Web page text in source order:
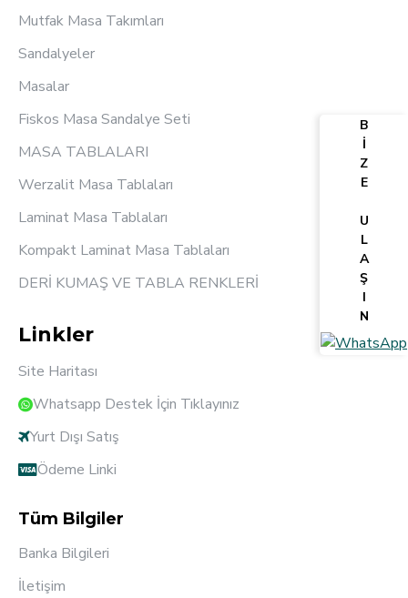
Mutfak Masa Takımları
Sandalyeler
Masalar
Fiskos Masa Sandalye Seti
MASA TABLALARI
Werzalit Masa Tablaları
Laminat Masa Tablaları
Kompakt Laminat Masa Tablaları
DERİ KUMAŞ VE TABLA RENKLERİ
Linkler
Site Haritası
Whatsapp Destek İçin Tıklayınız
Yurt Dışı Satış
Ödeme Linki
Tüm Bilgiler
Banka Bilgileri
İletişim
B
İ
Z
E
U
L
A
Ş
I
N